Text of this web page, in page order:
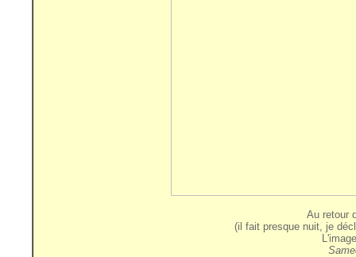
Au retour
(il fait presque nuit, je